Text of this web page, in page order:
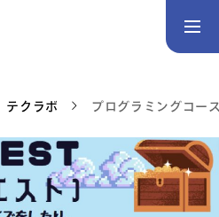
イン／学童保育
テクラボ プログラミングコー